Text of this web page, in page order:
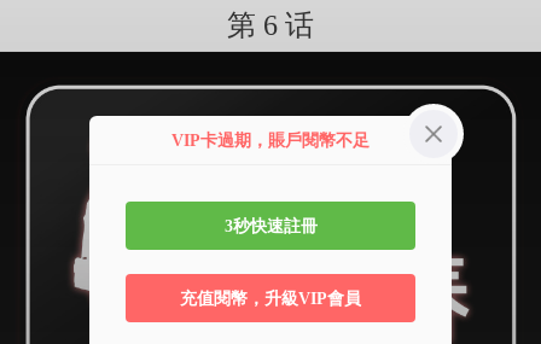
第 6 话
VIP卡過期，賬戶閱幣不足
3秒快速註冊
充值閱幣，升級VIP會員